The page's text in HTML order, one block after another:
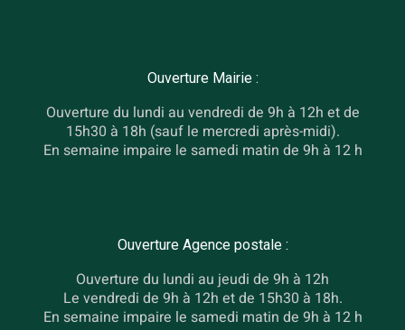
Ouverture Mairie :
Ouverture du lundi au vendredi de 9h à 12h et de
15h30 à 18h (sauf le mercredi après-midi).
En semaine impaire le samedi matin de 9h à 12 h
Ouverture Agence postale :
Ouverture du lundi au jeudi de 9h à 12h
Le vendredi de 9h à 12h et de 15h30 à 18h.
En semaine impaire le samedi matin de 9h à 12 h